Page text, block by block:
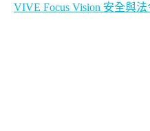
VIVE Focus Vision 安全與